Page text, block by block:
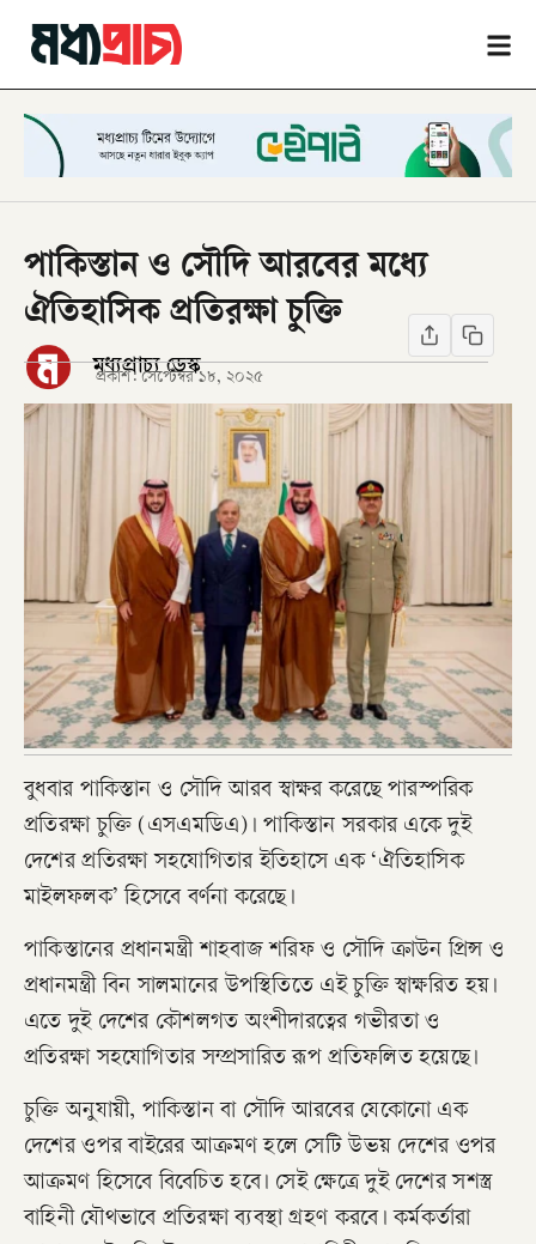
পাকিস্তান ও সৌদি আরবের মধ্যে
ঐতিহাসিক প্রতিরক্ষা চুক্তি
মধ্যপ্রাচ্য ডেস্ক
প্রকাশ: সেপ্টেম্বর ১৮, ২০২৫
বুধবার পাকিস্তান ও সৌদি আরব স্বাক্ষর করেছে পারস্পরিক
প্রতিরক্ষা চুক্তি (এসএমডিএ)। পাকিস্তান সরকার একে দুই
দেশের প্রতিরক্ষা সহযোগিতার ইতিহাসে এক ‘ঐতিহাসিক
মাইলফলক’ হিসেবে বর্ণনা করেছে।
পাকিস্তানের প্রধানমন্ত্রী শাহবাজ শরিফ ও সৌদি ক্রাউন প্রিন্স ও
প্রধানমন্ত্রী বিন সালমানের উপস্থিতিতে এই চুক্তি স্বাক্ষরিত হয়।
এতে দুই দেশের কৌশলগত অংশীদারত্বের গভীরতা ও
প্রতিরক্ষা সহযোগিতার সম্প্রসারিত রূপ প্রতিফলিত হয়েছে।
চুক্তি অনুযায়ী, পাকিস্তান বা সৌদি আরবের যেকোনো এক
দেশের ওপর বাইরের আক্রমণ হলে সেটি উভয় দেশের ওপর
আক্রমণ হিসেবে বিবেচিত হবে। সেই ক্ষেত্রে দুই দেশের সশস্ত্র
বাহিনী যৌথভাবে প্রতিরক্ষা ব্যবস্থা গ্রহণ করবে। কর্মকর্তারা